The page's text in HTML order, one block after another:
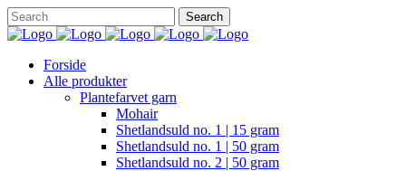
Forside
Alle produkter
Plantefarvet garn
Mohair
Shetlandsuld no. 1 | 15 gram
Shetlandsuld no. 1 | 50 gram
Shetlandsuld no. 2 | 50 gram